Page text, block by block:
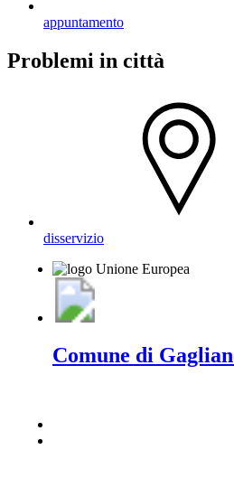
appuntamento
Problemi in città
disservizio
Comune di